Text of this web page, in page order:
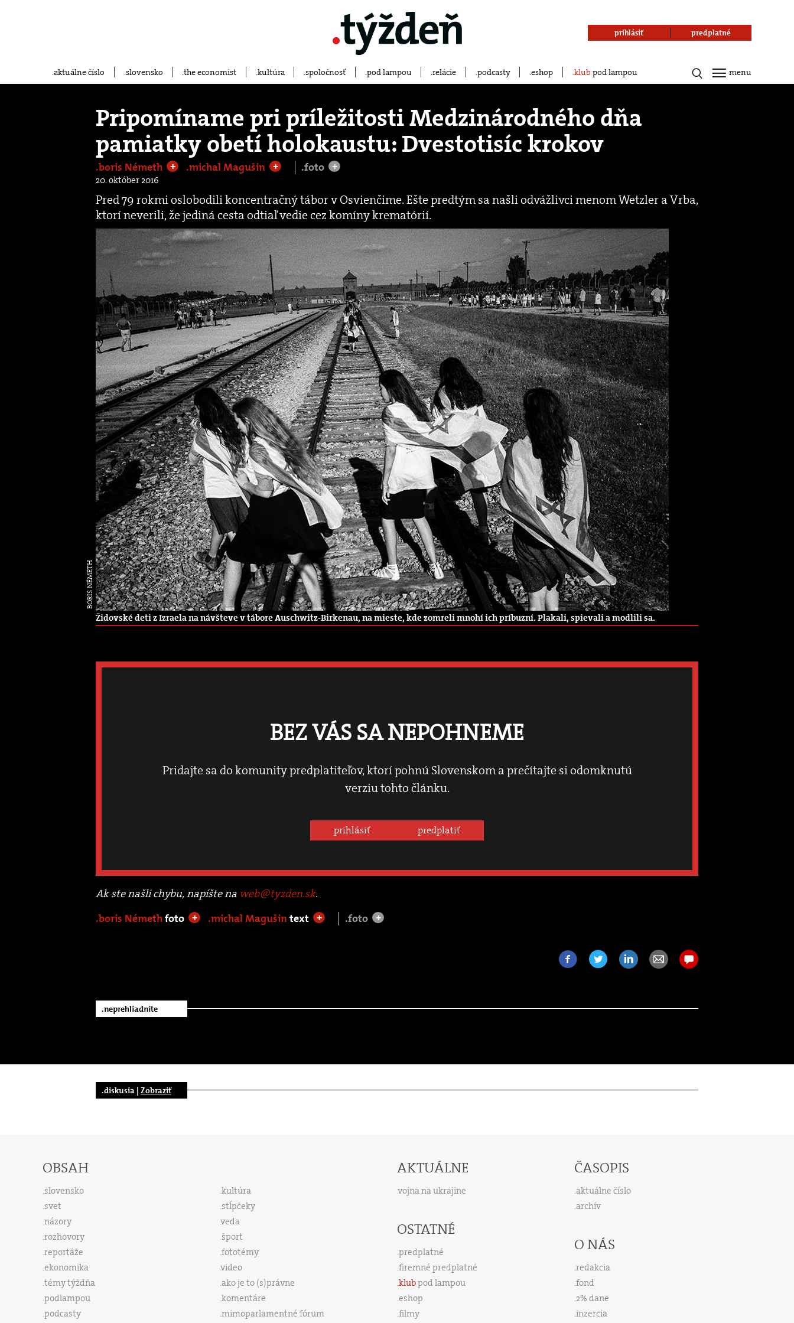
aktuálne číslo slovensko the economist kultúra spoločnosť pod lampou relácie podcasty eshop klubpod lampou
prihlásiť predplatné
menu
Pripomíname pri príležitosti Medzinárodného dňa
pamiatky obetí holokaustu: Dvestotisíc krokov
.boris Németh + .michal Magušin + .foto +
20. október 2016
Pred 79 rokmi oslobodili koncentračný tábor v Osvienčime. Ešte predtým sa našli odvážlivci menom Wetzler a Vrba,
ktorí neverili, že jediná cesta odtiaľ vedie cez komíny krematórií.
BORIS NÉMETH
Židovské deti z Izraela na návšteve v tábore Auschwitz-Birkenau, na mieste, kde zomreli mnohí ich príbuzní. Plakali, spievali a modlili sa.
BEZ VÁS SA NEPOHNEME
Pridajte sa do komunity predplatiteľov, ktorí pohnú Slovenskom a prečítajte si odomknutú
verziu tohto článku.
prihlásiť predplatiť
Ak ste našli chybu, napíšte na web@tyzden.sk.
.boris Németh foto + .michal Magušin text + .foto +
.neprehliadnite
.diskusia | Zobraziť
OBSAH
slovensko
svet
názory
rozhovory
reportáže
ekonomika
témy týždňa
podlampou
podcasty
kultúra
stĺpčeky
veda
šport
fototémy
video
ako je to (s)právne
komentáre
mimoparlamentné fórum
AKTUÁLNE
vojna na ukrajine
OSTATNÉ
predplatné
firemné predplatné
klubpod lampou
eshop
filmy
ČASOPIS
aktuálne číslo
archív
O NÁS
redakcia
fond
2% dane
inzercia